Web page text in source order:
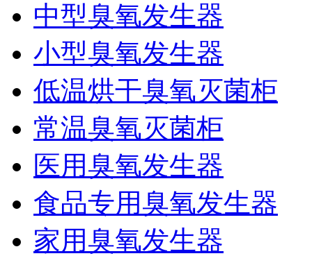
中型臭氧发生器
小型臭氧发生器
低温烘干臭氧灭菌柜
常温臭氧灭菌柜
医用臭氧发生器
食品专用臭氧发生器
家用臭氧发生器